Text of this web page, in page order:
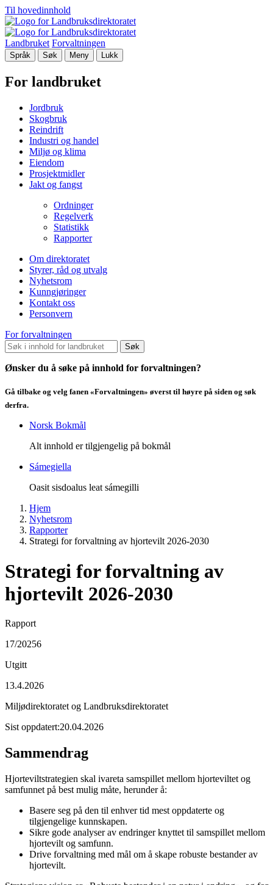
Til hovedinnhold
Landbruket Forvaltningen
Språk Søk Meny Lukk
For landbruket
Jordbruk
Skogbruk
Reindrift
Industri og handel
Miljø og klima
Eiendom
Prosjektmidler
Jakt og fangst
Ordninger
Regelverk
Statistikk
Rapporter
Om direktoratet
Styrer, råd og utvalg
Nyhetsrom
Kunngjøringer
Kontakt oss
Personvern
For forvaltningen
Søk
Ønsker du å søke på innhold for forvaltningen?
Gå tilbake og velg fanen «Forvaltningen» øverst til høyre på siden og søk
derfra.
Norsk Bokmål
Alt innhold er tilgjengelig på bokmål
Sámegiella
Oasit sisdoalus leat sámegilli
Hjem
Nyhetsrom
Rapporter
Strategi for forvaltning av hjortevilt 2026-2030
Strategi for forvaltning av
hjortevilt 2026-2030
Rapport
17/20256
Utgitt
13.4.2026
Miljødirektoratet og Landbruksdirektoratet
Sist oppdatert:20.04.2026
Sammendrag
Hjorteviltstrategien skal ivareta samspillet mellom hjorteviltet og
samfunnet på best mulig måte, herunder å:
Basere seg på den til enhver tid mest oppdaterte og
tilgjengelige kunnskapen.
Sikre gode analyser av endringer knyttet til samspillet mellom
hjortevilt og samfunn.
Drive forvaltning med mål om å skape robuste bestander av
hjortevilt.